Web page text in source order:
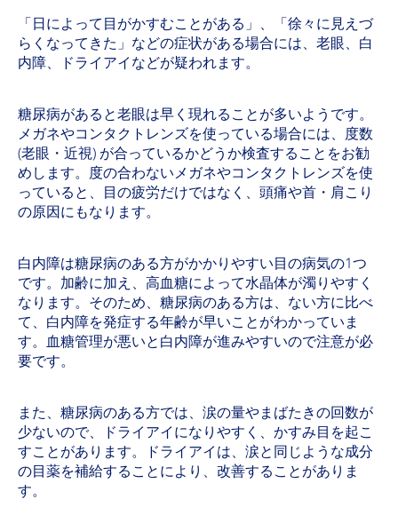
「日によって目がかすむことがある」、「徐々に見えづ
らくなってきた」などの症状がある場合には、老眼、白
内障、ドライアイなどが疑われます。
糖尿病があると老眼は早く現れることが多いようです。
メガネやコンタクトレンズを使っている場合には、度数
(老眼・近視) が合っているかどうか検査することをお勧
めします。度の合わないメガネやコンタクトレンズを使
っていると、目の疲労だけではなく、頭痛や首・肩こり
の原因にもなります。
白内障は糖尿病のある方がかかりやすい目の病気の1つ
です。加齢に加え、高血糖によって水晶体が濁りやすく
なります。そのため、糖尿病のある方は、ない方に比べ
て、白内障を発症する年齢が早いことがわかっていま
す。血糖管理が悪いと白内障が進みやすいので注意が必
要です。
また、糖尿病のある方では、涙の量やまばたきの回数が
少ないので、ドライアイになりやすく、かすみ目を起こ
すことがあります。ドライアイは、涙と同じような成分
の目薬を補給することにより、改善することがありま
す。